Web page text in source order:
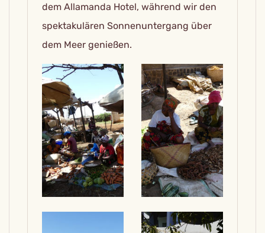
dem Allamanda Hotel, während wir den
spektakulären Sonnenuntergang über
dem Meer genießen.